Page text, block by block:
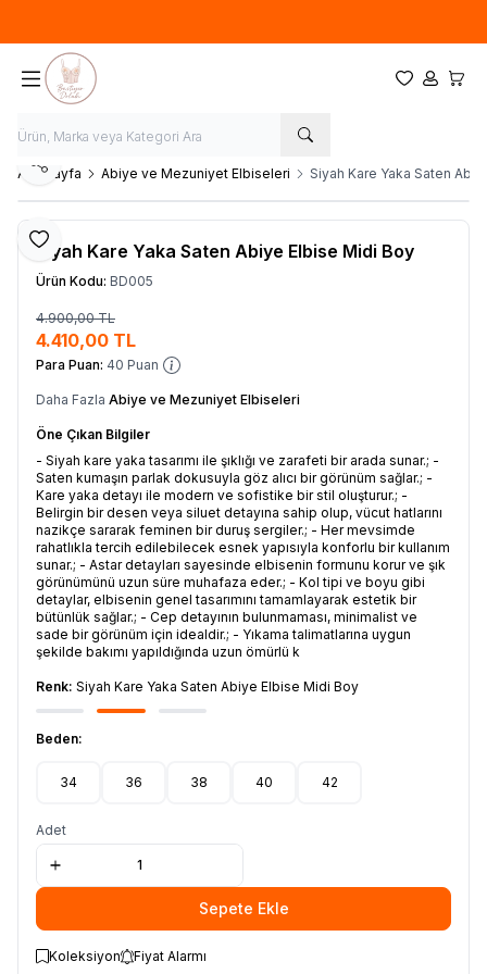
Favorilerim
Hesabım
Ana Sayfa Abiye ve Mezuniyet Elbiseleri Siyah Kare Yaka Saten
Favoriye Ekle
Paylaş
Siyah Kare Yaka Saten Abiye Elbise Midi Boy
Ürün Kodu: BD005
4.900,00TL
4.410,00 TL
Para Puan: 40 Puan
Daha Fazla Abiye ve Mezuniyet Elbiseleri
Öne Çıkan Bilgiler
- Siyah kare yaka tasarımı ile şıklığı ve zarafeti bir arada sunar.; -
Saten kumaşın parlak dokusuyla göz alıcı bir görünüm sağlar.; -
Kare yaka detayı ile modern ve sofistike bir stil oluşturur.; -
Belirgin bir desen veya siluet detayına sahip olup, vücut hatlarını
nazikçe sararak feminen bir duruş sergiler.; - Her mevsimde
rahatlıkla tercih edilebilecek esnek yapısıyla konforlu bir kullanım
sunar.; - Astar detayları sayesinde elbisenin formunu korur ve şık
görünümünü uzun süre muhafaza eder.; - Kol tipi ve boyu gibi
detaylar, elbisenin genel tasarımını tamamlayarak estetik bir
bütünlük sağlar.; - Cep detayının bulunmaması, minimalist ve
sade bir görünüm için idealdir.; - Yıkama talimatlarına uygun
şekilde bakımı yapıldığında uzun ömürlü k
Renk: Siyah Kare Yaka Saten Abiye Elbise Midi Boy
Beden:
34 36 38 40 42
Adet
Sepete Ekle
Koleksiyon Fiyat Alarmı